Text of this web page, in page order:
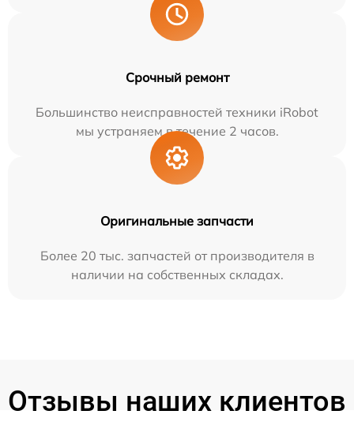
Срочный ремонт
Большинство неисправностей техники iRobot
мы устраняем в течение 2 часов.
Оригинальные запчасти
Более 20 тыс. запчастей от производителя в
наличии на собственных складах.
Отзывы наших клиентов